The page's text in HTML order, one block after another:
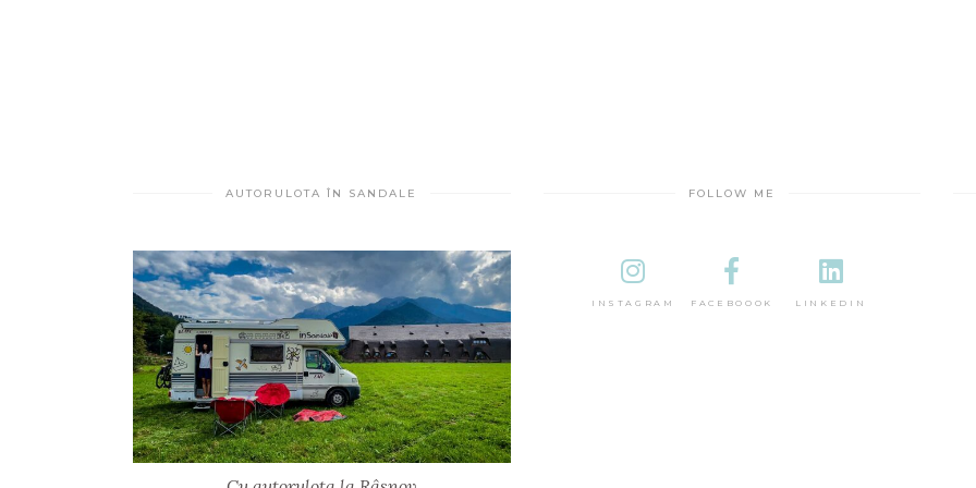
AUTORULOTA ÎN SANDALE FOLLOW ME
INSTAGRAM FACEBOOOK LINKEDIN